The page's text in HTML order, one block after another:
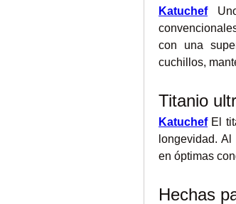
Katuchef
con una
cuchillos,
Titanio
Katuchef El
longevidad.
en óptimas
Hechas